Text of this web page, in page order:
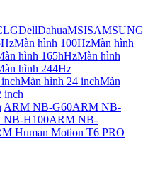
LGDellDahuaMSISAMSUNG
Màn hình 100HzMàn hình
hình 165hHzMàn hình
hình 244Hz
Màn hình 24 inchMàn
inch
ARM NB-G60ARM NB-
NB-H100ARM NB-
Human Motion T6 PRO